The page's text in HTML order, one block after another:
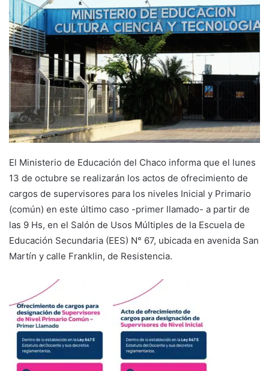
El Ministerio de Educación del Chaco informa que el lunes
13 de octubre se realizarán los actos de ofrecimiento de
cargos de supervisores para los niveles Inicial y Primario
(común) en este último caso -primer llamado- a partir de
las 9 Hs, en el Salón de Usos Múltiples de la Escuela de
Educación Secundaria (EES) N° 67, ubicada en avenida San
Martín y calle Franklin, de Resistencia.